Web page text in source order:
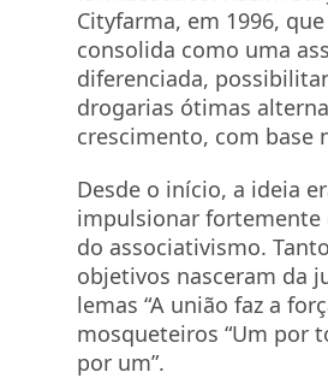
Cityfarma, em 1996,
consolida como uma
diferenciada,
drogarias ótimas
crescimento, com base
Desde o início, a ideia
impulsionar fortemente
do associativismo.
objetivos nasceram da
lemas “A união faz a
mosqueteiros “Um por
por um”.